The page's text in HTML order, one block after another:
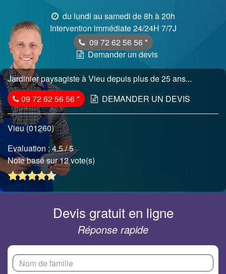
du lundi au samedi de 8h à 20h
Intervention immédiate 24/24H 7/7J
09 72 62 56 56 *
Demander un devis
Jardinier paysagiste à Vieu depuis plus de 25 ans...
09 72 62 56 56* DEMANDER UN DEVIS
Vieu (01260)
Evaluation :4.5/ 5
Note basé sur 12 vote(s)
Devis gratuit en ligne
Réponse rapide